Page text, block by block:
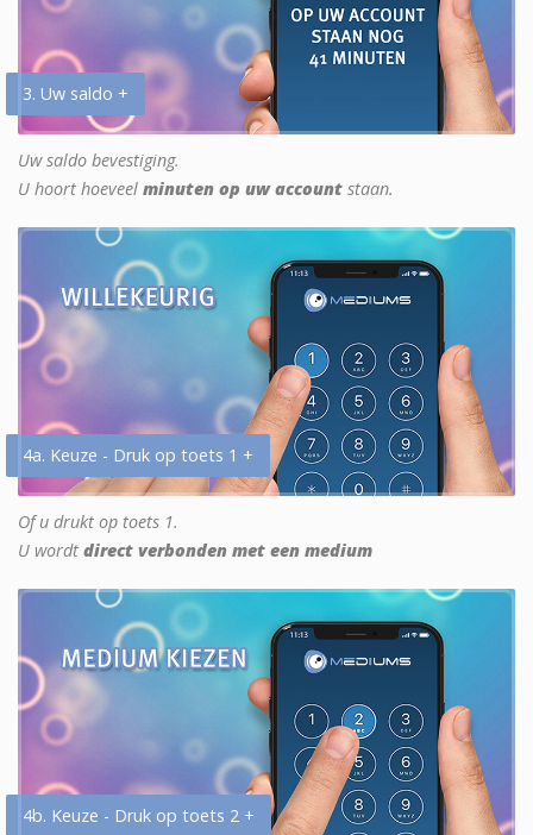
3. Uw saldo +
Uw saldo bevestiging.
U hoort hoeveel minuten op uw account staan.
4a. Keuze - Druk op toets 1 +
Of u drukt op toets 1.
U wordt direct verbonden met een medium
4b. Keuze - Druk op toets 2 +